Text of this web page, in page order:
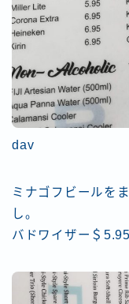
dav
ミナゴフビールを
し。
バドワイザー＄